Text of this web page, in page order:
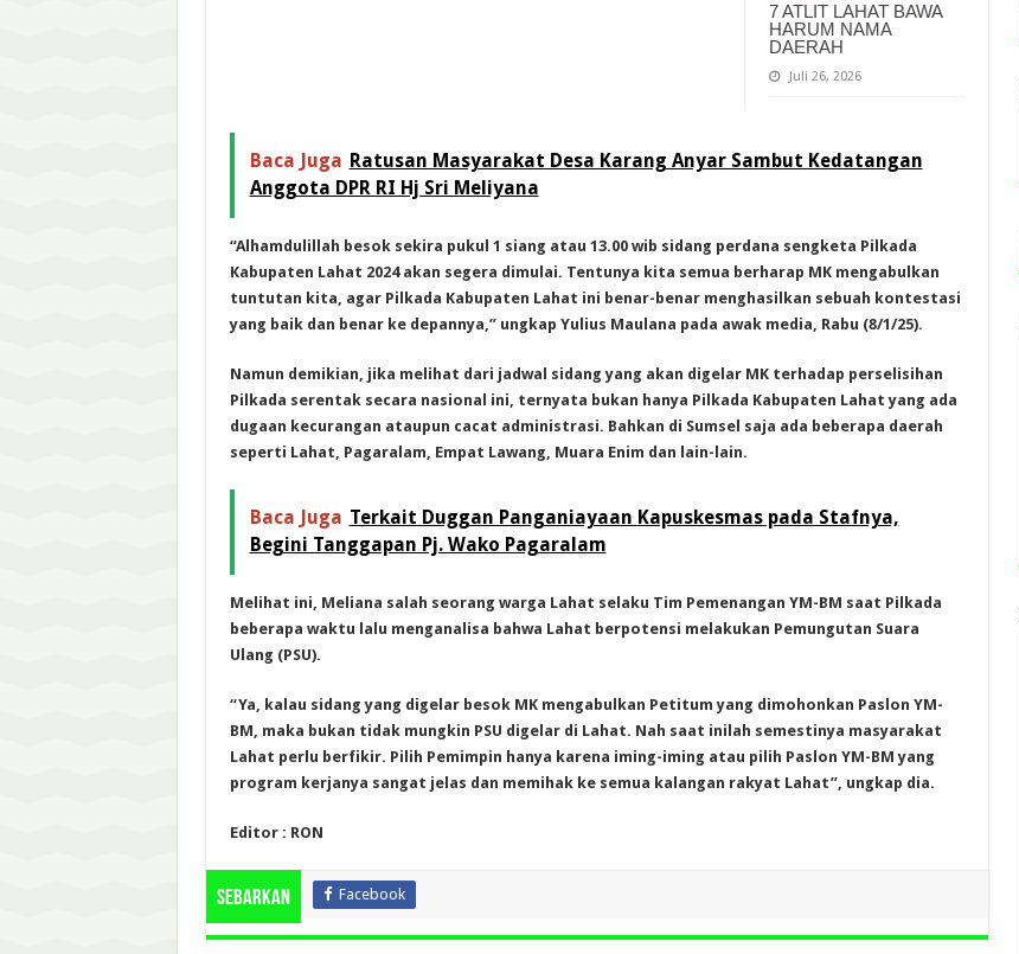
7 ATLIT LAHAT BAWA
HARUM NAMA
DAERAH
Juli 26, 2026
Baca Juga Ratusan Masyarakat Desa Karang Anyar Sambut Kedatangan
Anggota DPR RI Hj Sri Meliyana
“Alhamdulillah besok sekira pukul 1 siang atau 13.00 wib sidang perdana sengketa Pilkada
Kabupaten Lahat 2024 akan segera dimulai. Tentunya kita semua berharap MK mengabulkan
tuntutan kita, agar Pilkada Kabupaten Lahat ini benar-benar menghasilkan sebuah kontestasi
yang baik dan benar ke depannya,” ungkap Yulius Maulana pada awak media, Rabu (8/1/25).
Namun demikian, jika melihat dari jadwal sidang yang akan digelar MK terhadap perselisihan
Pilkada serentak secara nasional ini, ternyata bukan hanya Pilkada Kabupaten Lahat yang ada
dugaan kecurangan ataupun cacat administrasi. Bahkan di Sumsel saja ada beberapa daerah
seperti Lahat, Pagaralam, Empat Lawang, Muara Enim dan lain-lain.
Baca Juga Terkait Duggan Panganiayaan Kapuskesmas pada Stafnya,
Begini Tanggapan Pj. Wako Pagaralam
Melihat ini, Meliana salah seorang warga Lahat selaku Tim Pemenangan YM-BM saat Pilkada
beberapa waktu lalu menganalisa bahwa Lahat berpotensi melakukan Pemungutan Suara
Ulang (PSU).
“Ya, kalau sidang yang digelar besok MK mengabulkan Petitum yang dimohonkan Paslon YM-
BM, maka bukan tidak mungkin PSU digelar di Lahat. Nah saat inilah semestinya masyarakat
Lahat perlu berfikir. Pilih Pemimpin hanya karena iming-iming atau pilih Paslon YM-BM yang
program kerjanya sangat jelas dan memihak ke semua kalangan rakyat Lahat”, ungkap dia.
Editor : RON
Sebarkan Facebook